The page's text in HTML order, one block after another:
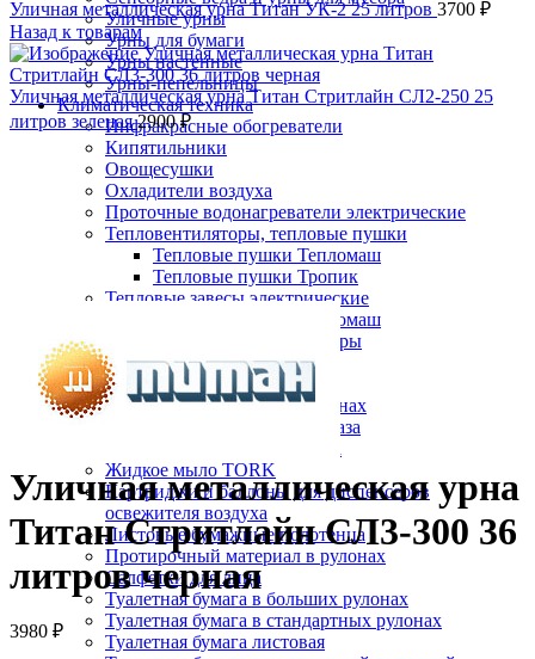
Уличные урны
Урны для бумаги
Урны настенные
Урны-пепельницы
Климатическая техника
Инфракрасные обогреватели
Кипятильники
Овощесушки
Охладители воздуха
Проточные водонагреватели электрические
Тепловентиляторы, тепловые пушки
Тепловые пушки Тепломаш
Тепловые пушки Тропик
Тепловые завесы электрические
Тепловые завесы Тепломаш
Электронные терморегуляторы
Пеленальные столы
Расходные материалы
Бумажные полотенца в рулонах
Бумажные сиденья для унитаза
Жидкое мыло TORK
Картриджи и баллоны для диспенсеров
освежителя воздуха
Листовые бумажные полотенца
Протирочный материал в рулонах
Салфетки для лица
Туалетная бумага в больших рулонах
Туалетная бумага в стандартных рулонах
Туалетная бумага листовая
Уличная металлическая урна Титан УК-2 25 литров 3700 ₽
Назад к товарам
Уличная металлическая урна Титан Стритлайн СЛ2-250 25
литров зеленая2900₽
Нажмите, чтобы увеличить
Уличная металлическая урна
Титан Стритлайн СЛ3-300 36
литров черная
3980 ₽